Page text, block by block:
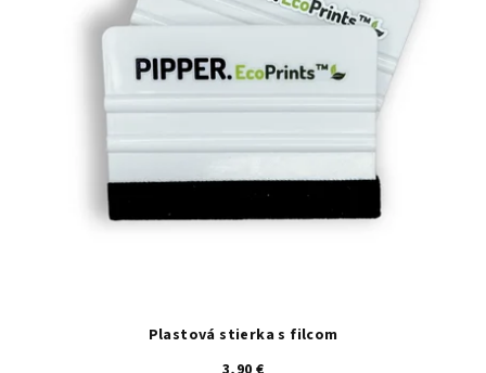
Plastová stierka s filcom